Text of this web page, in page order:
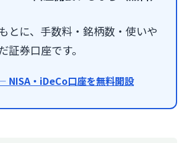
とに、手数料・銘柄数・使いや
証券口座です。
NISA・iDeCo口座を無料開設